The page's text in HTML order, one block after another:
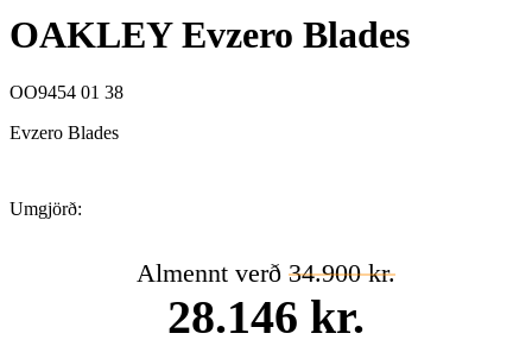
OAKLEY Evzero Blades
OO9454 01 38
Evzero Blades
Umgjörð:
Almennt verð 34.900 kr.
28.146 kr.